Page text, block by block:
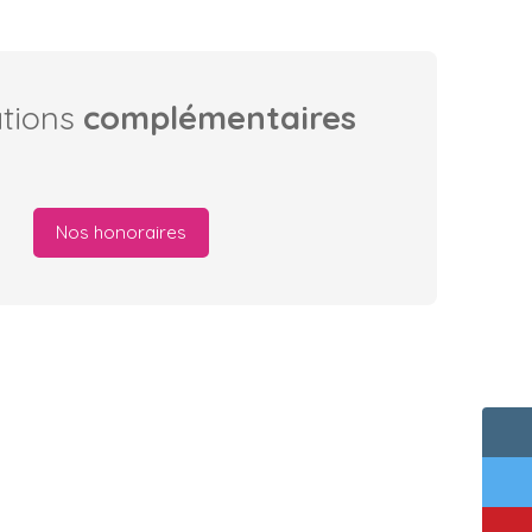
complémentaires
Nos honoraires